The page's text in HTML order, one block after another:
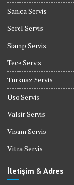
Sanica Servis
Serel Servis
Siamp Servis
Tece Servis
Turkuaz Servis
Üso Servis
Valsir Servis
Visam Servis
Vitra Servis
İletişim & Adres